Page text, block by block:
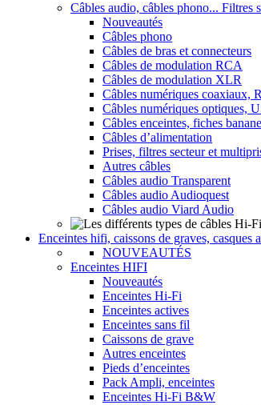
Câbles audio, câbles phono... Filtres
Nouveautés
Câbles phono
Câbles de bras et connecteurs
Câbles de modulation RCA
Câbles de modulation XLR
Câbles numériques
Câbles numériques optiques,
Câbles enceintes, fiches
Câbles d’alimentation
Prises, filtres secteur et
Autres câbles
Câbles audio Transparent
Câbles audio Audioquest
Câbles audio Viard Audio
Enceintes hifi, caissons de graves, casques
NOUVEAUTÉS
Enceintes HIFI
Nouveautés
Enceintes Hi-Fi
Enceintes actives
Enceintes sans fil
Caissons de grave
Autres enceintes
Pieds d’enceintes
Pack Ampli, enceintes
Enceintes Hi-Fi B&W